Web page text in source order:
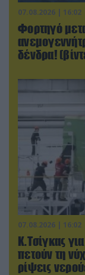
07.08.2026 | 16:02
Φορτηγό
δένδρα!
07.08.2026 | 16:02
Κ.Τσίγκας
πετούν τη
ρίψεις